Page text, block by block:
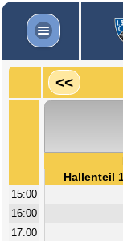
<<
Hallenteil
15:00
16:00
17:00